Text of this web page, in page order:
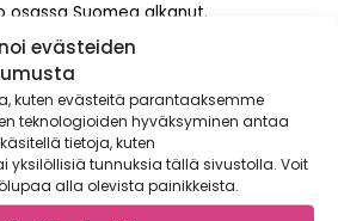
evästeiden
kuten evästeitä parantaaksemme
teknologioiden hyväksyminen antaa
tietoja, kuten
yksilöllisiä tunnuksia tällä sivustolla. Voit
alla olevista painikkeista.
osassa Suomea alkanut.
kelpaavat kasvikset ovat